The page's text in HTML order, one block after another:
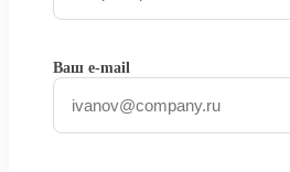
Ваш e-mail